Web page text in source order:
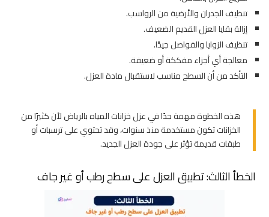
تنظيف الجدران والأرضية من الرواسب.
إزالة بقايا العزل القديم الضعيف.
تنظيف الزوايا والفواصل جيدًا.
معالجة أي أجزاء مفككة أو ضعيفة.
التأكد من أن السطح مناسب لاستقبال مادة العزل.
هذه الخطوة مهمة جدًا في عزل خزانات المياه بالرياض لأن كثيرًا من
الخزانات تكون مستخدمة منذ سنوات، وقد تحتوي على ترسبات أو
طبقات قديمة تؤثر على جودة العزل الجديد.
الخطأ الثالث: تطبيق العزل على سطح رطب أو غير جاف